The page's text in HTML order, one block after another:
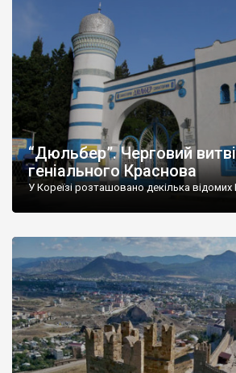
“Дюльбер”. Черговий
геніального Краснова
У Кореїзі розташовано декілька відомих